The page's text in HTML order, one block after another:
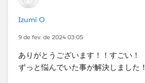
Izumi O
9 de fev. de 2024 03:05
ありがとうございます！！すごい！
ずっと悩んでいた事が解決しました！